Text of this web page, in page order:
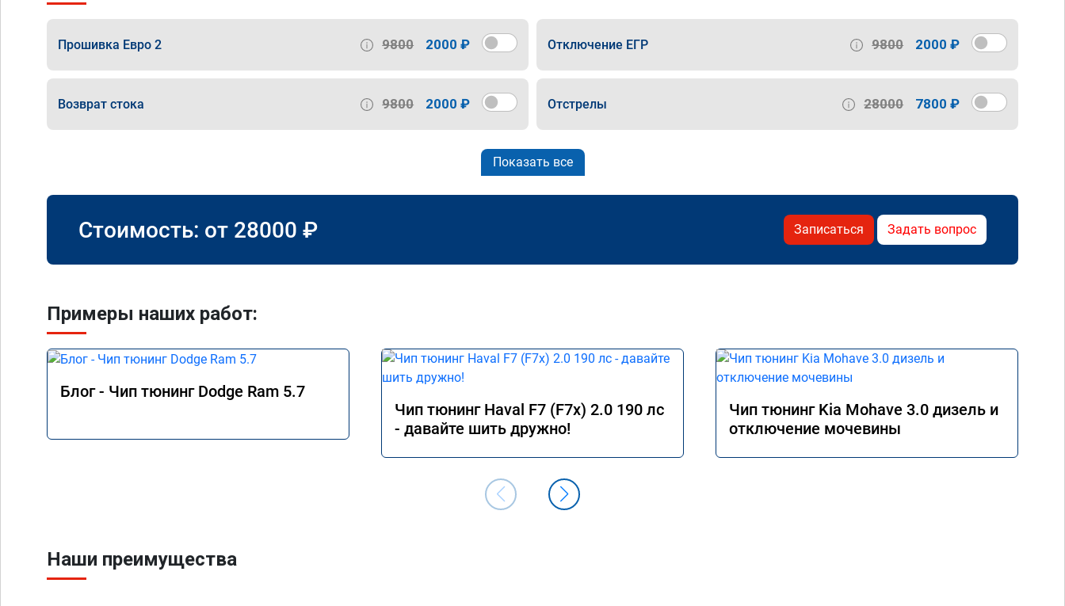
Прошивка Евро 2 9800 2000 ₽ Отключение ЕГР 9800 2000 ₽
Возврат стока 9800 2000 ₽ Отстрелы 28000 7800 ₽
Показать все
Стоимость: от 28000 ₽ Записаться Задать вопрос
Примеры наших работ:
Блог - Чип тюнинг Dodge Ram 5.7
Чип тюнинг Haval F7 (F7x) 2.0 190 лс
- давайте шить дружно!
Чип тюнинг Kia Mohave 3.0 дизель и
отключение мочевины
Наши преимущества